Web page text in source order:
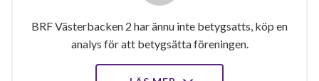
BRF Västerbacken 2 har ännu inte betygsatts, köp en
analys för att betygsätta föreningen.